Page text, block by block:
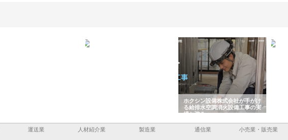
ホクシン設備株式会社が手がけ
る給排水空調消火設備工事の実
績と強み
運送業 人材紹介業 製造業 通信業 小売業・販売業